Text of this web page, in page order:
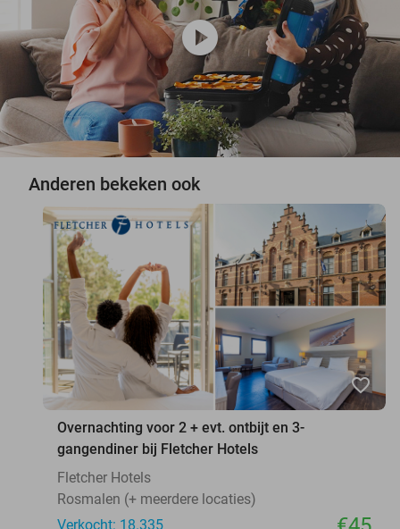
play_circle
Anderen bekeken ook
favorite_border
Overnachting voor 2 + evt. ontbijt en 3-
gangendiner bij Fletcher Hotels
Fletcher Hotels
Rosmalen (+ meerdere locaties)
Verkocht: 18.335